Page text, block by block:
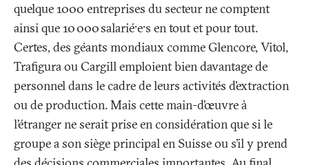
quelque 1000 entreprises du secteur ne comptent
ainsi que 10 000 salarié·e·s en tout et pour tout.
Certes, des géants mondiaux comme Glencore, Vitol,
Trafigura ou Cargill emploient bien davantage de
personnel dans le cadre de leurs activités d’extraction
ou de production. Mais cette main-d’œuvre à
l’étranger ne serait prise en considération que si le
groupe a son siège principal en Suisse ou s’il y prend